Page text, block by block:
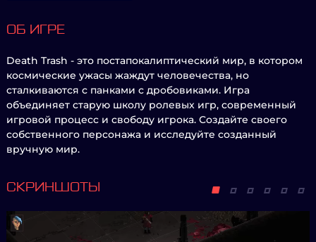
ОБ ИГРЕ
Death Trash - это постапокалиптический мир, в котором
космические ужасы жаждут человечества, но
сталкиваются с панками с дробовиками. Игра
объединяет старую школу ролевых игр, современный
игровой процесс и свободу игрока. Создайте своего
собственного персонажа и исследуйте созданный
вручную мир.
СКРИНШОТЫ